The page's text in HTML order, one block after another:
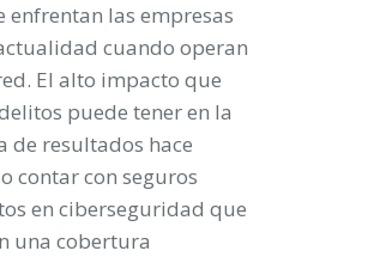
enfrentan las empresas
cuando operan
El alto impacto que
puede tener en la
de resultados hace
contar con seguros
en ciberseguridad que
una cobertura